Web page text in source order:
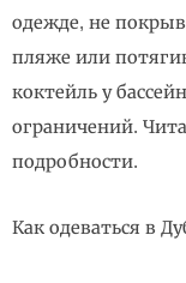
одежде, не
пляже или
коктейль у
ограничений.
подробности.
Как одеваться в